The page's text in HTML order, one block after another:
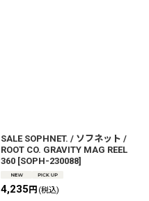
SALE SOPHNET. / ソフネット /
ROOT CO. GRAVITY MAG REEL
360 [SOPH-230088]
4,235 円 (税込)